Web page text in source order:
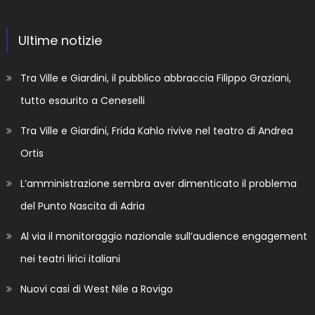
Ultime notizie
Tra Ville e Giardini, il pubblico abbraccia Filippo Graziani,
tutto esaurito a Ceneselli
Tra Ville e Giardini, Frida Kahlo rivive nel teatro di Andrea
Ortis
L’amministrazione sembra aver dimenticato il problema
del Punto Nascita di Adria
Al via il monitoraggio nazionale sull’audience engagement
nei teatri lirici italiani
Nuovi casi di West Nile a Rovigo